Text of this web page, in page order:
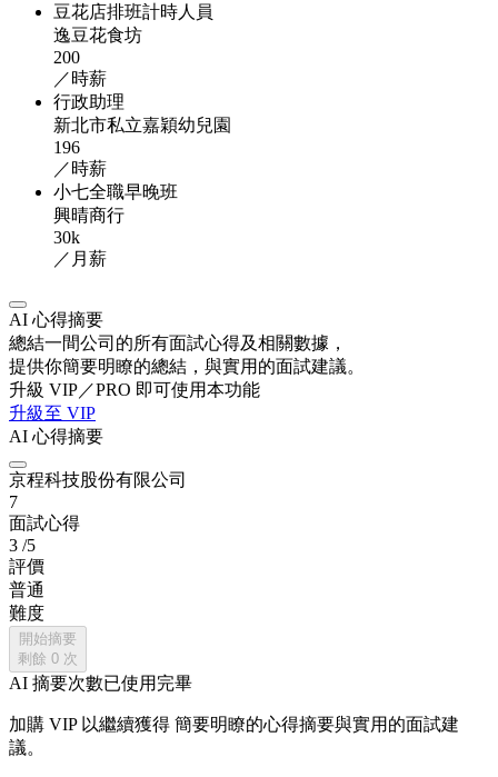
豆花店排班計時人員
逸豆花食坊
200
／時薪
行政助理
新北市私立嘉穎幼兒園
196
／時薪
小七全職早晚班
興晴商行
30k
／月薪
AI 心得摘要
總結一間公司的所有面試心得及相關數據，
提供你簡要明瞭的總結，與實用的面試建議。
升級 VIP／PRO 即可使用本功能
升級至 VIP
AI 心得摘要
京程科技股份有限公司
7
面試心得
3 /5
評價
普通
難度
開始摘要
剩餘 0 次
AI 摘要次數已使用完畢
加購 VIP 以繼續獲得 簡要明瞭的心得摘要與實用的面試建
議。